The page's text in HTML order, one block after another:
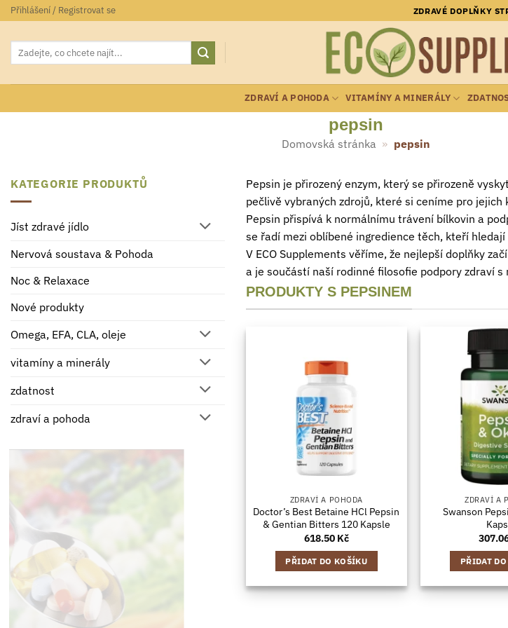
Přeskočit
na
obsah
Přihlášení / Registrovat se ZDRAVÉ DOPLŇKY
Hledat:
ZDRAVÍ A POHODA VITAMÍNY A MINERÁLY
pepsin
Domovská stránka » pepsin
KATEGORIE PRODUKTŮ
Jíst zdravé jídlo
Nervová soustava & Pohoda
Noc & Relaxace
Nové produkty
Omega, EFA, CLA, oleje
vitamíny a minerály
zdatnost
zdraví a pohoda
Pepsin je přirozený enzym, který se přirozeně
pečlivě vybraných zdrojů, které si ceníme pro
Pepsin přispívá k normálnímu trávení bílkovin a
se řadí mezi oblíbené ingredience těch, kteří
V ECO Supplements věříme, že nejlepší doplňky
a je součástí naší rodinné filosofie podpory zdraví s
PRODUKTY S PEPSINEM
ZDRAVÍ A POHODA
Doctor’s Best Betaine HCl Pepsin
& Gentian Bitters 120 Kapsle
618.50 Kč
PŘIDAT DO KOŠÍKU
ZDRAVÍ A
Swanson
PŘIDAT